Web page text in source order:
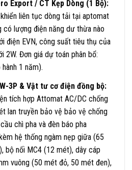
Export / CT Kẹp Dòng (1 Bộ):
liên tục dòng tải tại aptomat
có lượng điện năng dư thừa nào
điện EVN, công suất tiêu thụ của
2W. Đơn giá dự toán phân bổ:
1 năm).
3P & Vật tư cơ điện đồng bộ:
tích hợp Attomat AC/DC chống
lan truyền bảo vệ bảo vệ chống
chì pha và đèn báo pha
hệ thống ngàm nẹp giữa (65
bộ nối MC4 (12 mét), dây cáp
vuông (50 mét đỏ, 50 mét đen),